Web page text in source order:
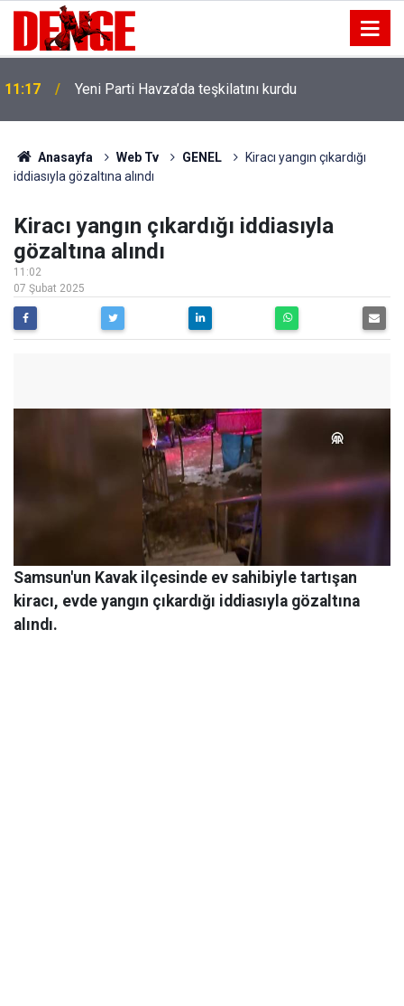
11:17 Yeni Parti Havza’da teşkilatını kurdu
Anasayfa Web Tv GENEL
Kiracı yangın çıkardığı
iddiasıyla gözaltına alındı
Kiracı yangın çıkardığı iddiasıyla
gözaltına alındı
11:02
07 Şubat 2025
Samsun'un Kavak ilçesinde ev sahibiyle tartışan
kiracı, evde yangın çıkardığı iddiasıyla gözaltına
alındı.